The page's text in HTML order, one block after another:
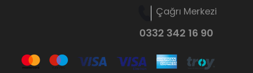
Çağrı Merkezi
0332 342 16 90